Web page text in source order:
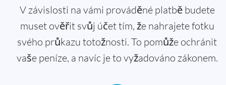
V závislosti na vámi prováděné platbě budete
muset ověřit svůj účet tím, že nahrajete fotku
svého průkazu totožnosti. To pomůže ochránit
vaše peníze, a navíc je to vyžadováno zákonem.